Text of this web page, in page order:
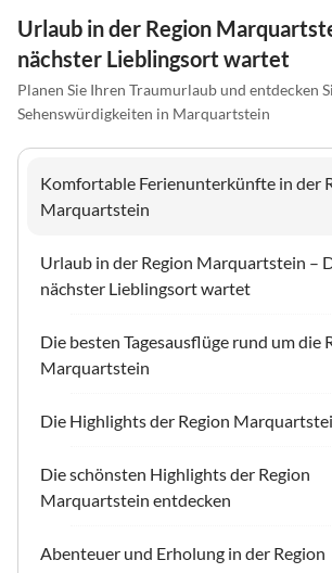
Urlaub in der Region
nächster Lieblingsort wartet
Planen Sie Ihren Traumurlaub und entdecken
Sehenswürdigkeiten in Marquartstein
Komfortable Ferienunterkünfte in der
Marquartstein
Urlaub in der Region Marquartstein –
nächster Lieblingsort wartet
Die besten Tagesausflüge rund um die
Marquartstein
Die Highlights der Region
Die schönsten Highlights der Region
Marquartstein entdecken
Abenteuer und Erholung in der Region